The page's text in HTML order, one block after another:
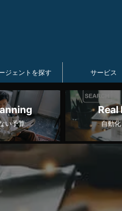
ジェントを探す サービス
い予算
Real
自動